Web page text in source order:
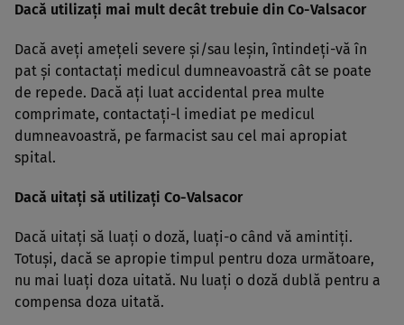
Dacă utilizaţi mai mult decât trebuie din Co-Valsacor
Dacă aveţi ameţeli severe şi/sau leşin, întindeţi-vă în
pat şi contactaţi medicul dumneavoastră cât se poate
de repede. Dacă aţi luat accidental prea multe
comprimate, contactaţi-l imediat pe medicul
dumneavoastră, pe farmacist sau cel mai apropiat
spital.
Dacă uitaţi să utilizaţi Co-Valsacor
Dacă uitaţi să luaţi o doză, luaţi-o când vă amintiţi.
Totuşi, dacă se apropie timpul pentru doza următoare,
nu mai luaţi doza uitată. Nu luaţi o doză dublă pentru a
compensa doza uitată.